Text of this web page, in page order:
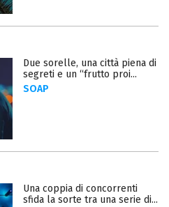
Due sorelle, una città piena di
segreti e un “frutto proi...
SOAP
Una coppia di concorrenti
sfida la sorte tra una serie di...